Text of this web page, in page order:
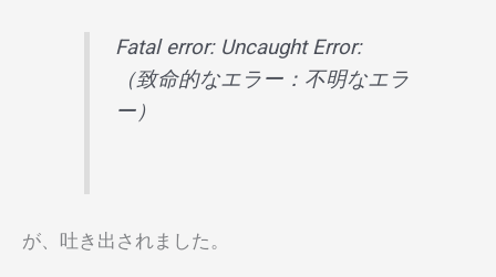
Fatal error: Uncaught Error:
（致命的なエラー：不明なエラ
ー）
が、吐き出されました。